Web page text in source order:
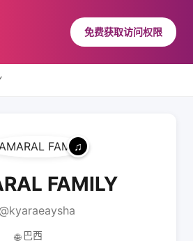
免费获取访问权限
FAMILY
@kyaraeaysha
🌐 巴西